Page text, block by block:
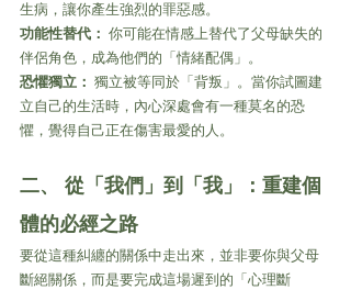
生病，讓你產生強烈的罪惡感。
功能性替代： 你可能在情感上替代了父母缺失的
伴侶角色，成為他們的「情緒配偶」。
恐懼獨立： 獨立被等同於「背叛」。當你試圖建
立自己的生活時，內心深處會有一種莫名的恐
懼，覺得自己正在傷害最愛的人。
二、 從「我們」到「我」：重建個
體的必經之路
要從這種糾纏的關係中走出來，並非要你與父母
斷絕關係，而是要完成這場遲到的「心理斷